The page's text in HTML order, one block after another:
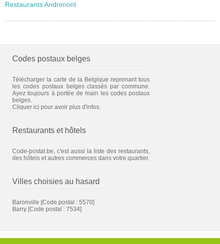
Restaurants Andrimont
Codes postaux belges
Télécharger la carte de la Belgique reprenant tous
les codes postaux belges classés par commune.
Ayez toujours à portée de main les codes postaux
belges.
Cliquer ici pour avoir plus d'infos.
Restaurants et hôtels
Code-postal.be, c'est aussi la liste des restaurants,
des hôtels et autres commerces dans votre quartier.
Villes choisies au hasard
Baronville [Code postal : 5570]
Barry [Code postal : 7534]